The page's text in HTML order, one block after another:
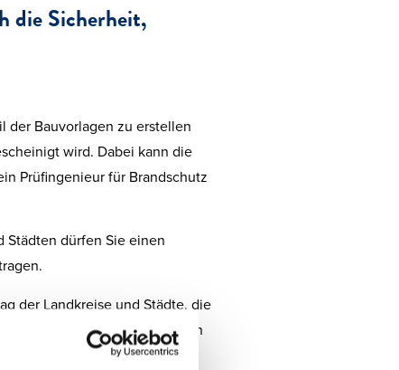
die Sicherheit,
der Bauvorlagen zu erstellen
wird. Dabei kann die
Prüfingenieur für Brandschutz
Städten dürfen Sie einen
der Landkreise und Städte, die
anderen Bundesländern kann